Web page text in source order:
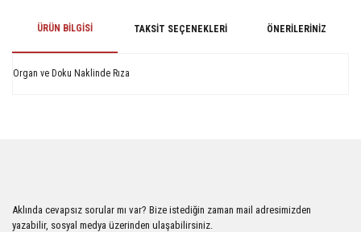
ÜRÜN BILGISI TAKSIT SEÇENEKLERI ÖNERILERINIZ
Organ ve Doku Naklinde Rıza
Ürün açıklamasında eksik bilgiler bulunuyor.
Aklında cevapsız sorular mı var? Bize istediğin zaman mail adresimizden
yazabilir, sosyal medya üzerinden ulaşabilirsiniz.